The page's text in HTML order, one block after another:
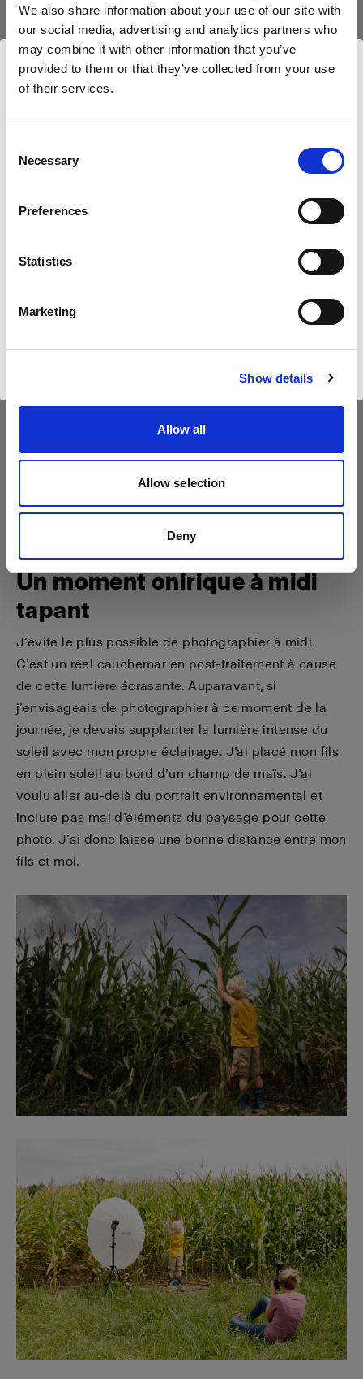
We also share information about your use of our site with
our social media, advertising and analytics partners who
may combine it with other information that you’ve
provided to them or that they’ve collected from your use
of their services.
Selection
Necessary
Preferences
Statistics
Marketing
Show details
Allow all
Allow selection
Deny
Bulgaria
Langue
White M sur un trépied tout près de mon sujet pour
l’intensité du flash Off-Camera, j’ai utilisé mon A1 On-
Camera était désactivée pour éviter l’effet de lumière
plate. Comme toujours, l’installation a été rapide et
simple, et j’ai pu obtenir une lumière douce et dirigée
Un moment onirique à midi
tapant
J’évite le plus possible de photographier à midi.
C’est un réel cauchemar en post-traitement à cause
de cette lumière écrasante. Auparavant, si
j’envisageais de photographier à ce moment de la
journée, je devais supplanter la lumière intense du
soleil avec mon propre éclairage. J’ai placé mon fils
en plein soleil au bord d’un champ de maïs. J’ai
voulu aller au-delà du portrait environnemental et
inclure pas mal d’éléments du paysage pour cette
photo. J’ai donc laissé une bonne distance entre mon
fils et moi.